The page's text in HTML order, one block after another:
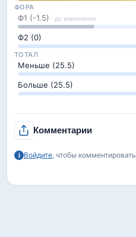
ФОРА
Ф1 (-1.5) · до изменения
Ф2 (0)
ТОТАЛ
Меньше (25.5)
Больше (25.5)
Комментарии
i Войдите, чтобы комментировать